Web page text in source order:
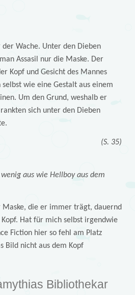
der Wache. Unter den Dieben
Assasil nur die Maske. Der
Kopf und Gesicht des Mannes
wie eine Gestalt aus einem
Um den Grund, weshalb er
sich unter den Dieben
(S. 35)
aus wie Hellboy aus dem
die er immer trägt, dauernd
Hat für mich selbst irgendwie
Fiction hier so fehl am Platz
Bild nicht aus dem Kopf
Bibliothekar